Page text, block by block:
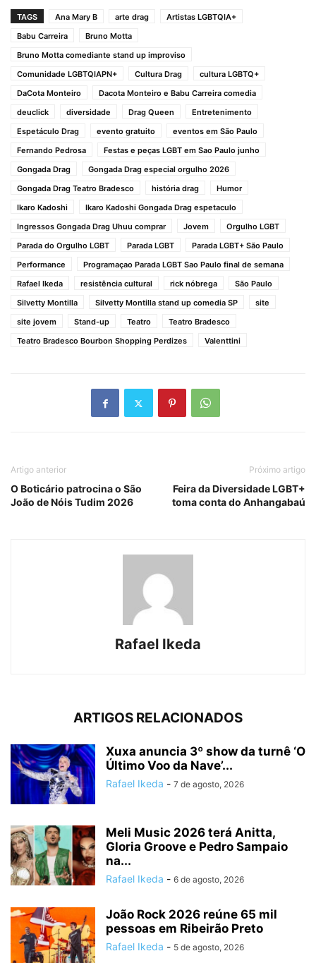
TAGS Ana Mary B arte drag
Artistas LGBTQIA+
Babu Carreira
Bruno Motta
Bruno Motta comediante stand up improviso
Comunidade LGBTQIAPN+
Cultura Drag
cultura LGBTQ+
DaCota Monteiro
Dacota Monteiro e Babu Carreira comedia
deuclick
diversidade Drag Queen
Entretenimento
Espetáculo Drag
evento gratuito
eventos em São Paulo
Fernando Pedrosa
Festas e peças LGBT em Sao Paulo junho
Gongada Drag
Gongada Drag especial orgulho 2026
Gongada Drag Teatro Bradesco
história drag
Humor
Ikaro Kadoshi
Ikaro Kadoshi Gongada Drag espetaculo
Ingressos Gongada Drag Uhuu comprar
Jovem
Orgulho LGBT
Parada do Orgulho LGBT
Parada LGBT
Parada LGBT+ São Paulo
Performance
Programaçao Parada LGBT Sao Paulo final de semana
Rafael Ikeda
resistência cultural rick nóbrega
São Paulo
Silvetty Montilla
Silvetty Montilla stand up comedia SP
site
site jovem
Stand-up Teatro
Teatro Bradesco
Teatro Bradesco Bourbon Shopping Perdizes
Valenttini
Artigo anterior
O Boticário patrocina o São
João de Nóis Tudim 2026
Próximo artigo
Feira da Diversidade LGBT+
toma conta do Anhangabaú
Rafael Ikeda
ARTIGOS RELACIONADOS
Xuxa anuncia 3º show da turnê ‘O
Último Voo da Nave’...
Rafael Ikeda - 7 de agosto, 2026
Meli Music 2026 terá Anitta,
Gloria Groove e Pedro Sampaio
na...
Rafael Ikeda - 6 de agosto, 2026
João Rock 2026 reúne 65 mil
pessoas em Ribeirão Preto
Rafael Ikeda - 5 de agosto, 2026